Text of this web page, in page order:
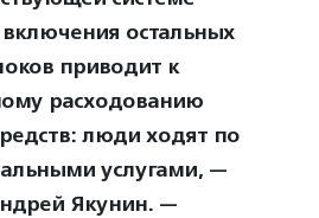
остальных
приводит к
расходованию
люди ходят по
услугами, —
Якунин. —